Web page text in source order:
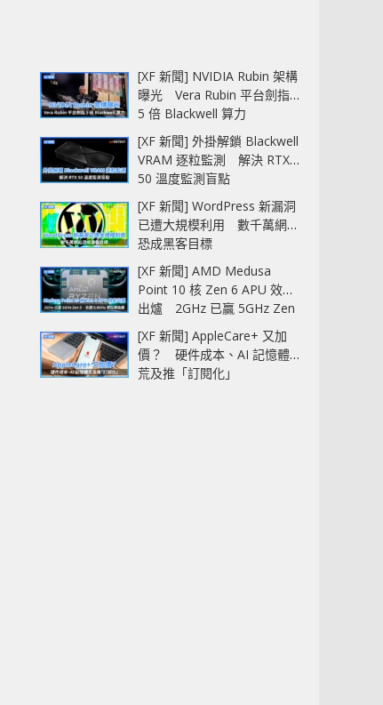
[XF 新聞] NVIDIA Rubin 架構
曝光 Vera Rubin 平台劍指
5 倍 Blackwell 算力
[XF 新聞] 外掛解鎖 Blackwell
VRAM 逐粒監測 解決 RTX
50 溫度監測盲點
[XF 新聞] WordPress 新漏洞
已遭大規模利用 數千萬網站
恐成黑客目標
[XF 新聞] AMD Medusa
Point 10 核 Zen 6 APU 效能
出爐 2GHz 已贏 5GHz Zen
5‧全速 5.4GHz 更拉開距離
[XF 新聞] AppleCare+ 又加
價？ 硬件成本、AI 記憶體
荒及推「訂閱化」